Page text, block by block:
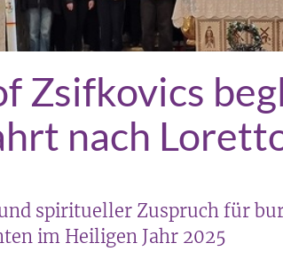
Zsifkovics
nach
spiritueller Zuspruch für
im Heiligen Jahr 2025